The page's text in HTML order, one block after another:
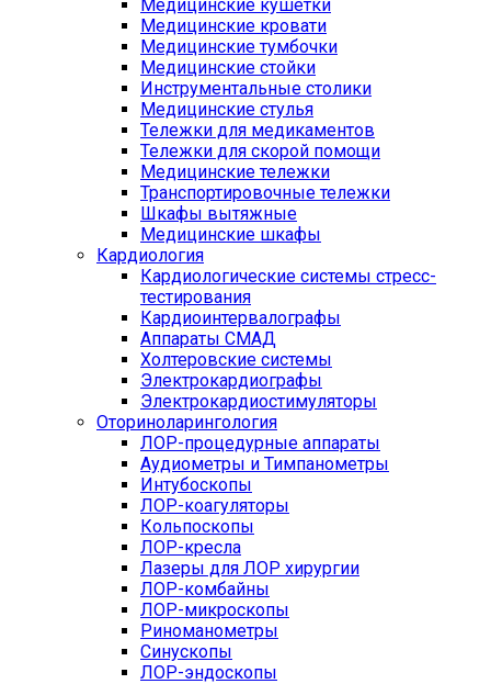
Медицинские кушетки
Медицинские кровати
Медицинские тумбочки
Медицинские стойки
Инструментальные столики
Медицинские стулья
Тележки для медикаментов
Тележки для скорой помощи
Медицинские тележки
Транспортировочные тележки
Шкафы вытяжные
Медицинские шкафы
Кардиология
Кардиологические системы стресс-
тестирования
Кардиоинтервалографы
Аппараты СМАД
Холтеровские системы
Электрокардиографы
Электрокардиостимуляторы
Оториноларингология
ЛОР-процедурные аппараты
Аудиометры и Тимпанометры
Интубоскопы
ЛОР-коагуляторы
Кольпоскопы
ЛОР-кресла
Лазеры для ЛОР хирургии
ЛОР-комбайны
ЛОР-микроскопы
Риноманометры
Синускопы
ЛОР-эндоскопы